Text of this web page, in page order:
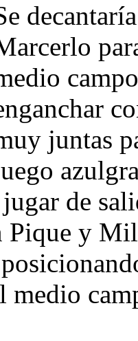
juntas
de
Pique y
medio